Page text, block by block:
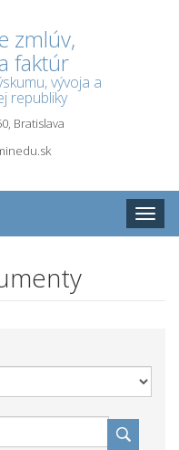
zmlúv,
faktúr
vývoja a
republiky
Bratislava
Toggle